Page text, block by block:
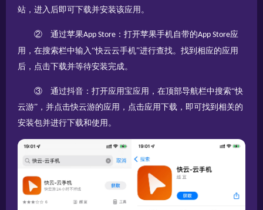
站，进入后即可下载并安装该应用。
② 通过苹果App Store ：打开苹果手机自带的App Store应
用，在搜索栏中输入“快云云手机”进行查找。找到相应的应用
后，点击下载并等待安装完成。
③ 通过抖音：打开应用宝应用，在顶部导航栏中搜索“快
云游” ，并点击快云游的应用，点击应用下载，即可找到相关的
安装包并进行下载和使用。